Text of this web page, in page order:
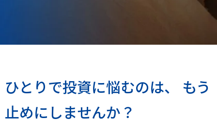
ひとりで投資に悩むのは、
もう
止めにしませんか？